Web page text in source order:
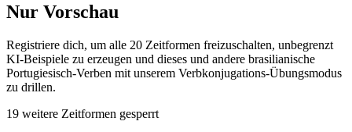
Nur Vorschau
Registriere dich, um alle 20 Zeitformen freizuschalten, unbegrenzt
KI-Beispiele zu erzeugen und dieses und andere brasilianische
Portugiesisch-Verben mit unserem Verbkonjugations-Übungsmodus
zu drillen.
19 weitere Zeitformen gesperrt